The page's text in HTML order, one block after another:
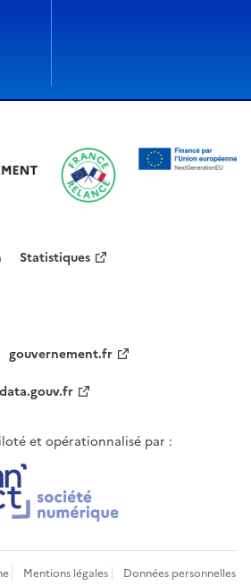
Statistiques
gouvernement.fr
data.gouv.fr
et opérationnalisé par :
Mentions légales Données personnelles